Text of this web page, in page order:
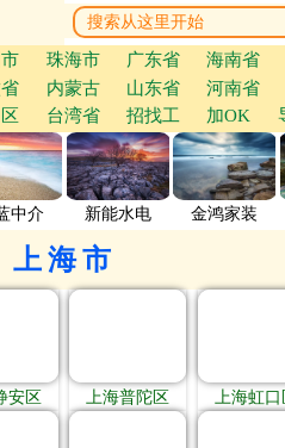
珠海市 广东省 海南省
内蒙古 山东省 河南省
台湾省 招找工 加OK
中介 新能水电 金鸿家装
上海市
安区 上海普陀区 上海虹